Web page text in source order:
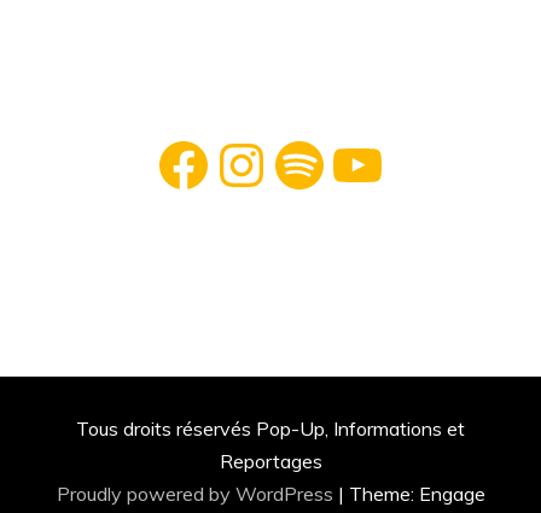
Facebook InstagramSpotify YouTube
Tous droits réservés Pop-Up, Informations et
Reportages
Proudly powered by WordPress | Theme: Engage